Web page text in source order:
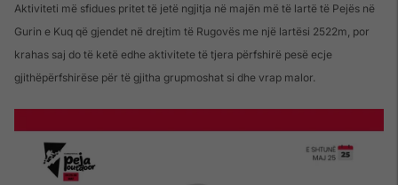
Aktiviteti më sfidues pritet të jetë ngjitja në majën më të lartë të Pejës në
Gurin e Kuq që gjendet në drejtim të Rugovës me një lartësi 2522m, por
krahas saj do të ketë edhe aktivitete të tjera përfshirë pesë ecje
gjithëpërfshirëse për të gjitha grupmoshat si dhe vrap malor.